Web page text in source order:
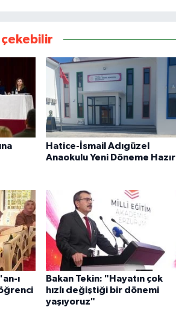
çekebilir
Hatice-İsmail Adıgüzel
Anaokulu Yeni Döneme Hazır
ı
Bakan Tekin: "Hayatın çok
hızlı değiştiği bir dönemi
yaşıyoruz"